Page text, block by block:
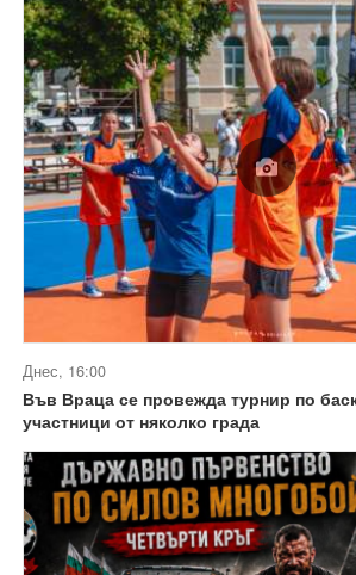
Днес, 16:00
Във Враца се провежда турнир по
участници от няколко града